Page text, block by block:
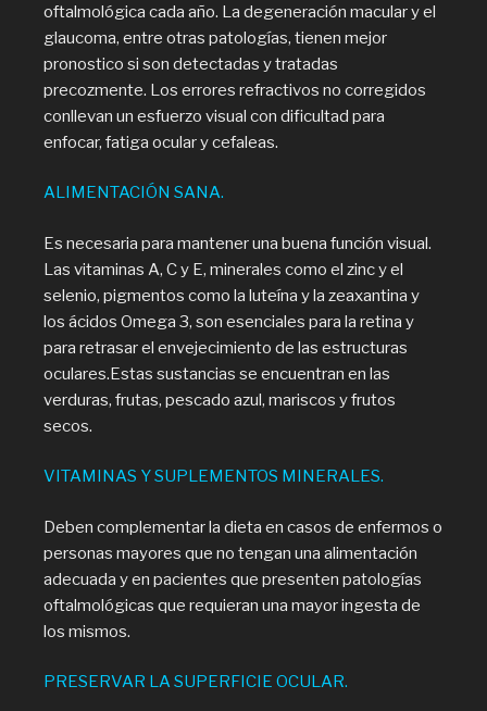
oftalmológica cada año. La degeneración macular y el
glaucoma, entre otras patologías, tienen mejor
pronostico si son detectadas y tratadas
precozmente. Los errores refractivos no corregidos
conllevan un esfuerzo visual con dificultad para
enfocar, fatiga ocular y cefaleas.
ALIMENTACIÓN SANA.
Es necesaria para mantener una buena función visual.
Las vitaminas A, C y E, minerales como el zinc y el
selenio, pigmentos como la luteína y la zeaxantina y
los ácidos Omega 3, son esenciales para la retina y
para retrasar el envejecimiento de las estructuras
oculares.Estas sustancias se encuentran en las
verduras, frutas, pescado azul, mariscos y frutos
secos.
VITAMINAS Y SUPLEMENTOS MINERALES.
Deben complementar la dieta en casos de enfermos o
personas mayores que no tengan una alimentación
adecuada y en pacientes que presenten patologías
oftalmológicas que requieran una mayor ingesta de
los mismos.
PRESERVAR LA SUPERFICIE OCULAR.